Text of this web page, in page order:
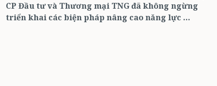
CP Đầu tư và Thương mại TNG đã không ngừng
triển khai các biện pháp nâng cao năng lực ...